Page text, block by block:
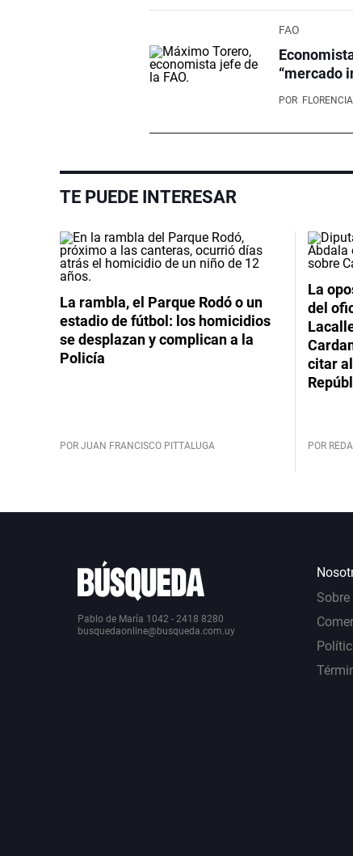
FAO
“mercado
POR
TE PUEDE INTERESAR
La rambla, el Parque Rodó o un
estadio de fútbol: los homicidios
se desplazan y complican a la
Policía
POR JUAN FRANCISCO PITTALUGA
La
del
citar
POR
Pablo de María 1042 - 2418 8280
busquedaonline@busqueda.com.uy